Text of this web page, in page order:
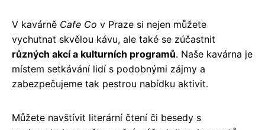
V kavárně Cafe Co v Praze si nejen můžete
vychutnat skvělou kávu, ale také se zúčastnit
různých akcí a kulturních programů. Naše kavárna je
místem setkávání lidí s podobnými zájmy a
zabezpečujeme tak pestrou nabídku aktivit.
Můžete navštívit literární čtení či besedy s